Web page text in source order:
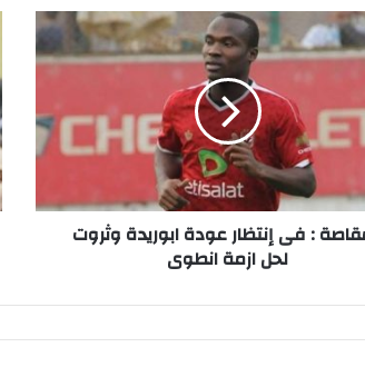
: فى إنتظار عودة ابوريدة وثروت
لحل ازمة انطوى